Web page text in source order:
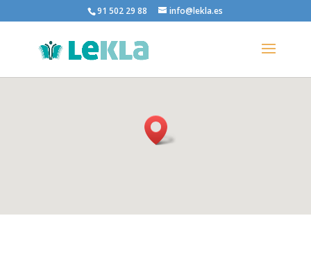
91 502 29 88 info@lekla.es